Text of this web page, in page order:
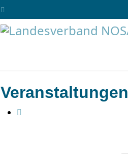
Veranstaltungen